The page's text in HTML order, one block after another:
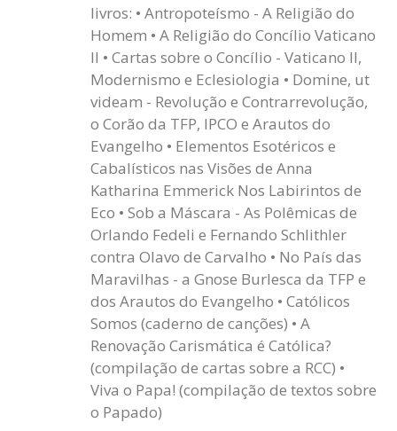
livros: • Antropoteísmo - A Religião do
Homem • A Religião do Concílio Vaticano
II • Cartas sobre o Concílio - Vaticano II,
Modernismo e Eclesiologia • Domine, ut
videam - Revolução e Contrarrevolução,
o Corão da TFP, IPCO e Arautos do
Evangelho • Elementos Esotéricos e
Cabalísticos nas Visões de Anna
Katharina Emmerick Nos Labirintos de
Eco • Sob a Máscara - As Polêmicas de
Orlando Fedeli e Fernando Schlithler
contra Olavo de Carvalho • No País das
Maravilhas - a Gnose Burlesca da TFP e
dos Arautos do Evangelho • Católicos
Somos (caderno de canções) • A
Renovação Carismática é Católica?
(compilação de cartas sobre a RCC) •
Viva o Papa! (compilação de textos sobre
o Papado)